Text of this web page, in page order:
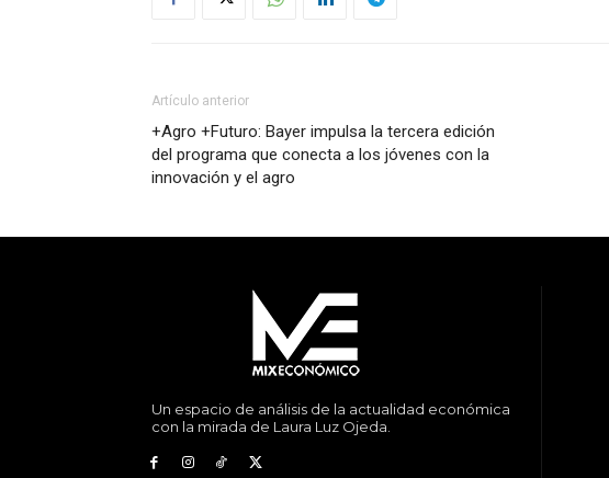
Artículo anterior
+Agro +Futuro: Bayer impulsa la tercera edición
del programa que conecta a los jóvenes con la
innovación y el agro
Un espacio de análisis de la actualidad económica
con la mirada de Laura Luz Ojeda.